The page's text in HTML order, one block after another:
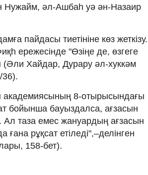
Нужайм, әл-Ашбаһ уә ән-Назаир
пайдасы тиетініне көз жеткізу.
ережесінде "Өзіңе де, өзгеге
(Әли Хайдар, Дурару әл-хуккәм
8-отырысындағы
бойынша бауыздалса, ағзасын
Ал таза емес жануардың ағзасын
рұқсат етіледі",–делінген
158-бет).